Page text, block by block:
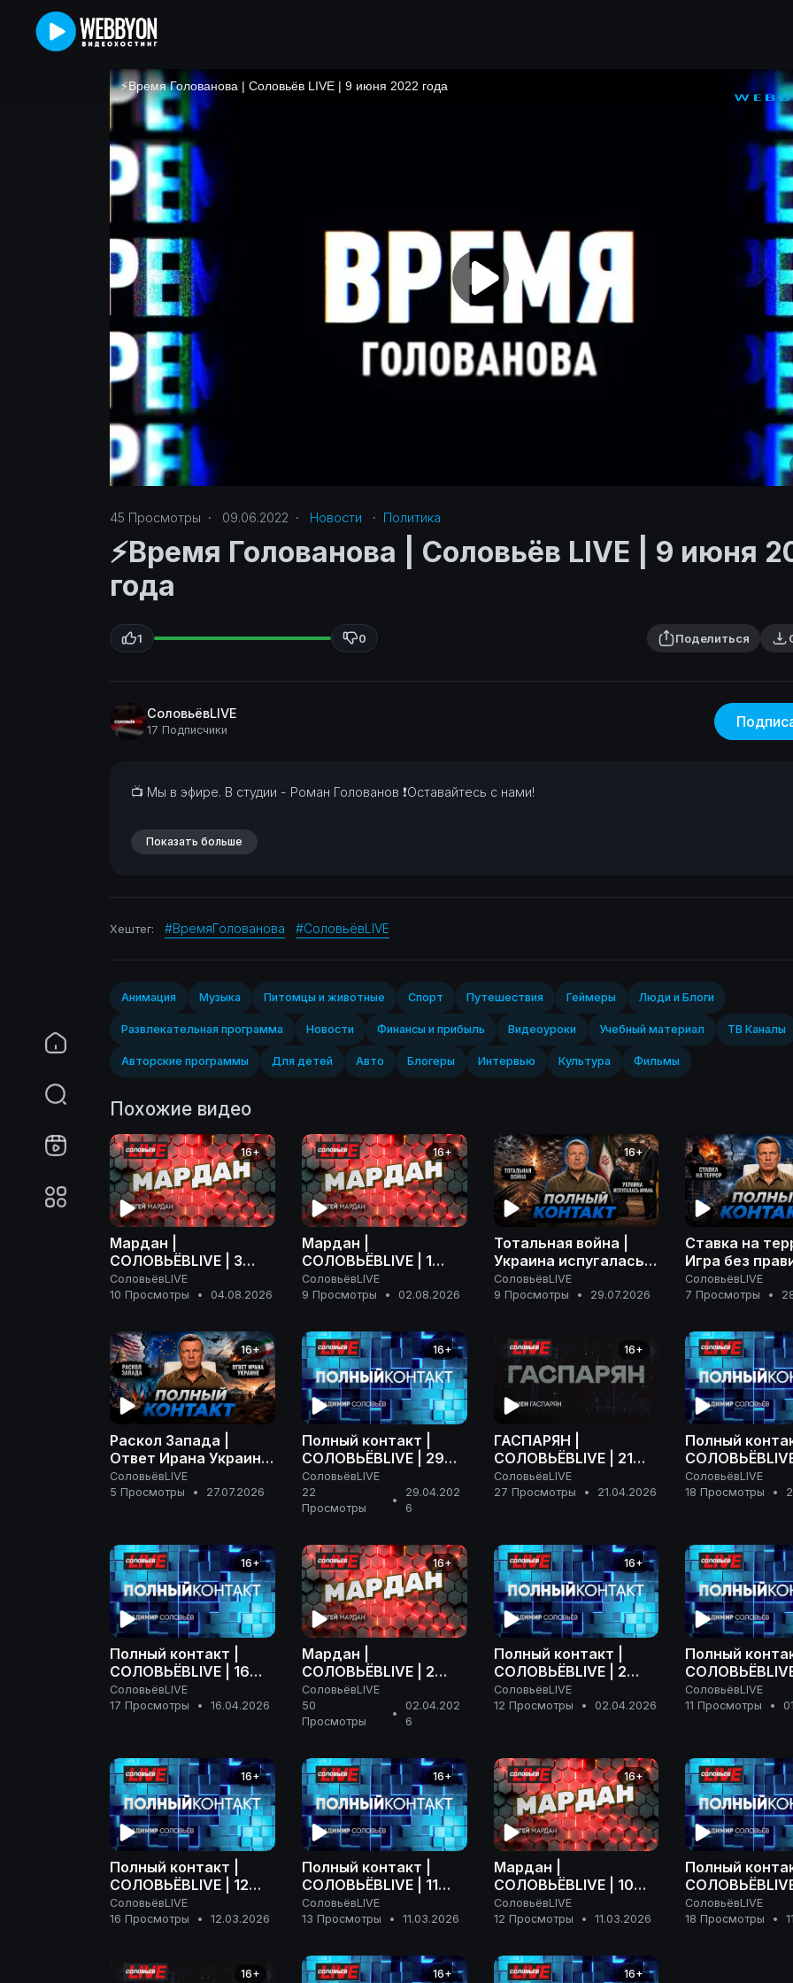
45 Просмотры · 09.06.2022 · Новости · Политика‎
⚡️Время Голованова | Соловьёв LIVE | 9 июня
года
1 0 Поделиться
СоловьёвLIVE
17 Подписчики
⁣📺 Мы в эфире. В студии - Роман Голованов ❗Оставайтесь с нами!
Показать больше
Хештег: #ВремяГолованова #СоловьёвLIVE
Анимация Музыка Питомцы и животные Спорт‎ Путешествия Геймеры Люди и Блоги
Развлекательная программа Новости Финансы и прибыль Видеоуроки Учебный материал ТВ Каналы
Авторские программы Для детей Авто Блогеры Интервью Культура Фильмы
Похожие видео
16+
Мардан |
СОЛОВЬЁВLIVE | 3
августа 2026 года
СоловьёвLIVE
10 Просмотры
• 04.08.2026
16+
Мардан |
СОЛОВЬЁВLIVE | 1
августа 2026 года
СоловьёвLIVE
9 Просмотры
• 02.08.2026
16+
Тотальная война |
Украина испугалась
Ирана | Розыск
Дурова | Полный
СоловьёвLIVE
9 Просмотры
• 29.07.2026
Ставка на
Игра без
расплаты |
контакт | 28
СоловьёвLIVE
7 Просмотры
•
16+
Раскол Запада |
Ответ Ирана Украине
| На грани эскалации
| Полный контакт | 27
СоловьёвLIVE
5 Просмотры
• 27.07.2026
16+
Полный контакт |
СОЛОВЬЁВLIVE | 29
апреля 2026 года
СоловьёвLIVE
22
Просмотры
•
29.04.202
6
16+
ГАСПАРЯН |
СОЛОВЬЁВLIVE | 21
апреля 2026 года
СоловьёвLIVE
27 Просмотры
• 21.04.2026
Полный
апреля 2026
СоловьёвLIVE
18 Просмотры
•
16+
Полный контакт |
СОЛОВЬЁВLIVE | 16
апреля 2026 года
СоловьёвLIVE
17 Просмотры
• 16.04.2026
16+
Мардан |
СОЛОВЬЁВLIVE | 2
апреля 2026 года
СоловьёвLIVE
50
Просмотры
•
02.04.202
6
16+
Полный контакт |
СОЛОВЬЁВLIVE | 2
апреля 2026 года
СоловьёвLIVE
12 Просмотры
• 02.04.2026
Полный
марта 2026
СоловьёвLIVE
11 Просмотры
•
16+
Полный контакт |
СОЛОВЬЁВLIVE | 12
марта 2026 года
СоловьёвLIVE
16 Просмотры
• 12.03.2026
16+
Полный контакт |
СОЛОВЬЁВLIVE | 11
марта 2026 года
СоловьёвLIVE
13 Просмотры
• 11.03.2026
16+
Мардан |
СОЛОВЬЁВLIVE | 10
марта 2026 года
СоловьёвLIVE
12 Просмотры
• 11.03.2026
Полный
марта 2026
СоловьёвLIVE
18 Просмотры
•
16+ 16+ 16+